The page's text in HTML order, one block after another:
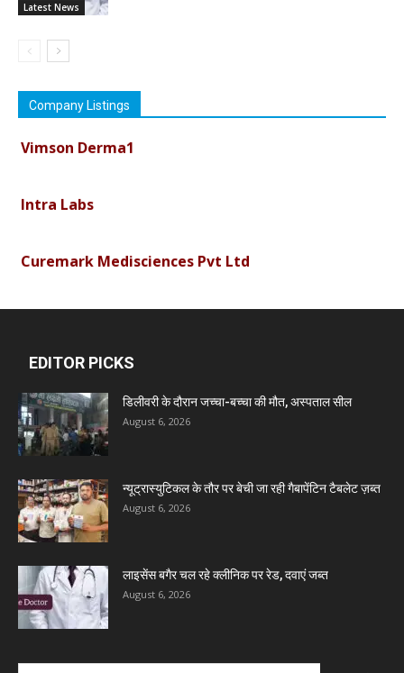
Latest News
Company Listings
Vimson Derma1
Intra Labs
Curemark Medisciences Pvt Ltd
Biolife Technologies
Dava India
Invision Pharma Limited
Ben Pharmaceuticals
Marxx Pharma
Mcneil & Argus Pharmaceuticals Limited
EDITOR PICKS
डिलीवरी के दौरान जच्चा-बच्चा की मौत, अस्पताल सील
August 6, 2026
न्यूट्रास्युटिकल के तौर पर बेची जा रही गैबापेंटिन टैबलेट ज़ब्त
August 6, 2026
लाइसेंस बगैर चल रहे क्लीनिक पर रेड, दवाएं जब्त
August 6, 2026